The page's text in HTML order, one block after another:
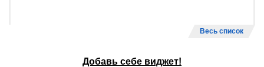
Весь список
Добавь себе виджет!